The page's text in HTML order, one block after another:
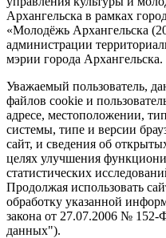
Архангельска в рамках
«Молодёжь Архангельска
администрации
мэрии города Архангельска.
Уважаемый пользователь,
файлов cookie и
адресе, местоположении,
системы, типе и версии
сайт, и сведения об
целях улучшения
статистических
Продолжая использовать
обработку указанной
закона от 27.07.2006 №
данных").